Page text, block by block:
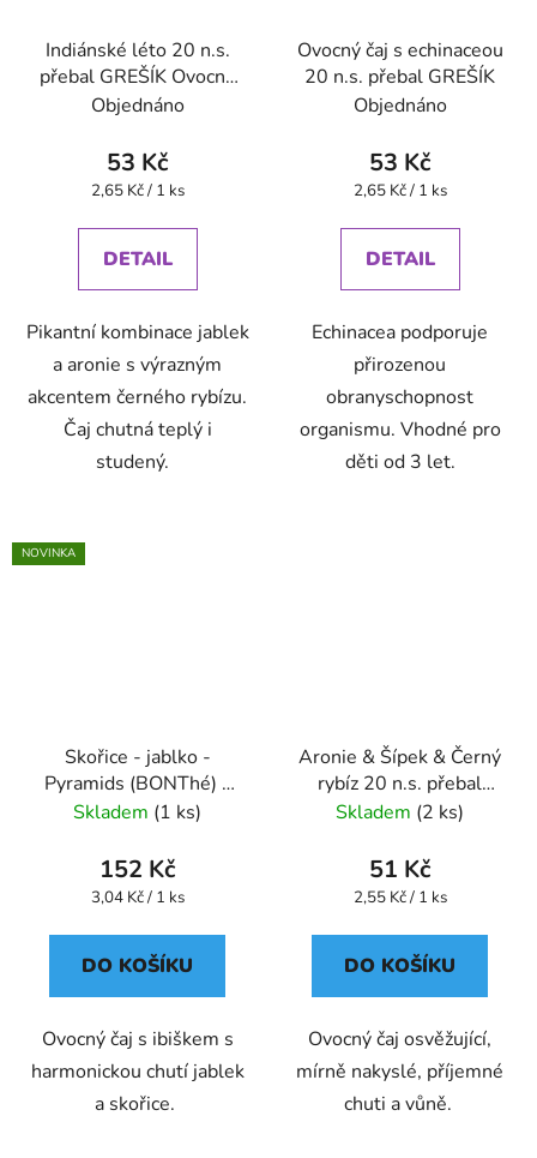
Indiánské léto 20 n.s.
přebal GREŠÍK Ovocný
čaj
Objednáno
53 Kč
Měrná
2,65 Kč / 1 ks
DETAIL
Pikantní kombinace jablek
a aronie s výrazným
akcentem černého rybízu.
Čaj chutná teplý i
studený.
Ovocný čaj s echinaceou
20 n.s. přebal GREŠÍK
Objednáno
53 Kč
Měrná
2,65 Kč / 1 ks
DETAIL
Echinacea podporuje
přirozenou
obranyschopnost
organismu. Vhodné pro
děti od 3 let.
NOVINKA
Skořice - jablko -
Pyramids (BONThé) -
Oxalis
Skladem (1 ks)
152 Kč
Měrná
3,04 Kč / 1 ks
DO KOŠÍKU
Ovocný čaj s ibiškem s
harmonickou chutí jablek
a skořice.
Aronie & Šípek & Černý
rybíz 20 n.s. přebal
GREŠÍK Ovocný čaj
Skladem (2 ks)
51 Kč
Měrná
2,55 Kč / 1 ks
DO KOŠÍKU
Ovocný čaj osvěžující,
mírně nakyslé, příjemné
chuti a vůně.